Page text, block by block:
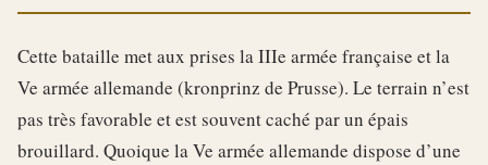
Cette bataille met aux prises la IIIe armée française et la
Ve armée allemande (kronprinz de Prusse). Le terrain n’est
pas très favorable et est souvent caché par un épais
brouillard. Quoique la Ve armée allemande dispose d’une